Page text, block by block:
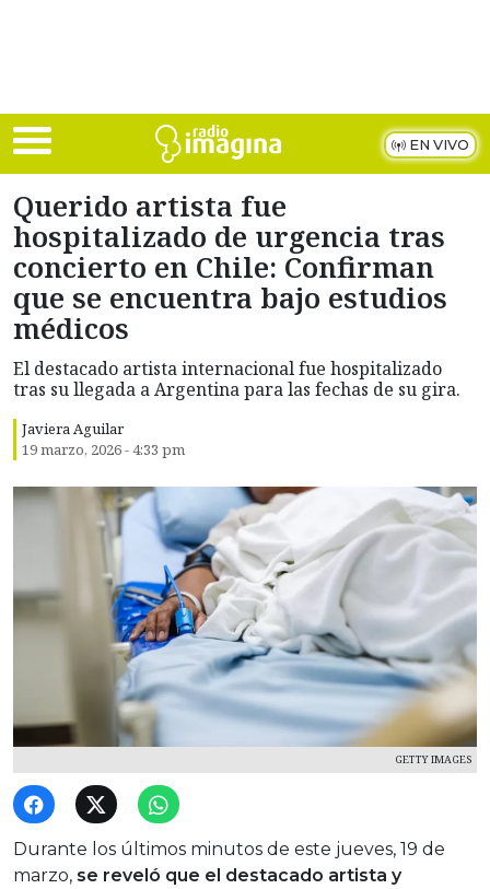
EN VIVO
Querido artista fue
hospitalizado de urgencia tras
concierto en Chile: Confirman
que se encuentra bajo estudios
médicos
El destacado artista internacional fue hospitalizado
tras su llegada a Argentina para las fechas de su gira.
Javiera Aguilar
19 marzo, 2026 - 4:33 pm
GETTY IMAGES
Durante los últimos minutos de este jueves, 19 de
marzo, se reveló que el destacado artista y